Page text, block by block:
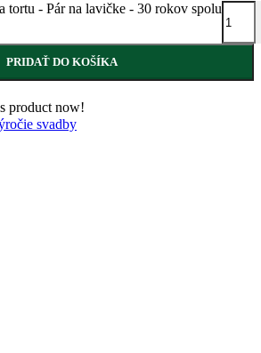
tortu - Pár na lavičke - 30 rokov spolu
PRIDAŤ DO KOŠÍKA
product now!
svadby